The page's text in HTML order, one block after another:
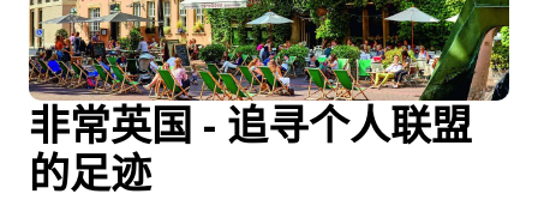
非常英国 - 追寻个人联盟
的足迹